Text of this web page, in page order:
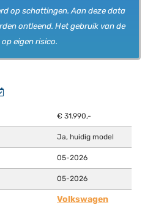
op schattingen. Aan deze data
ontleend. Het gebruik van de
eigen risico.
€ 31.990,-
Ja, huidig model
05-2026
05-2026
Volkswagen